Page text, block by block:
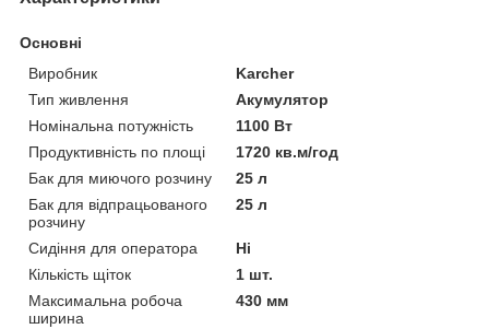
Основні
Виробник
Karcher
Тип живлення
Акумулятор
Номінальна потужність
1100 Вт
Продуктивність по площі
1720 кв.м/год
Бак для миючого розчину
25 л
Бак для відпрацьованого
розчину
25 л
Сидіння для оператора
Ні
Кількість щіток
1 шт.
Максимальна робоча
ширина
430 мм